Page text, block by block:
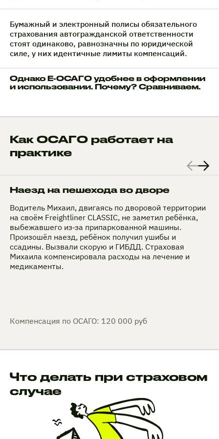
Бумажный и электронный полисы обязательного
страхования автогражданской ответственности
стоят одинаково, равнозначны по юридической
силе, у них идентичные лимиты компенсаций.
Однако Е-ОСАГО удобнее в оформлении
и использовании. Почему? Сравниваем.
Как ОСАГО работает на
практике
Наезд на пешехода во дворе
Водитель Михаил, двигаясь по дворовой территории
на своём Freightliner CLASSIC, не заметил ребёнка,
выбежавшего из‑за припаркованной машины.
Произошёл наезд, ребёнок получил ушибы и
ссадины. Вызвали скорую и ГИБДД. Страховая
Михаила компенсировала расходы на лечение и
медикаменты.
Компенсация по ОСАГО: 120 000 руб
Что делать при страховом
случае